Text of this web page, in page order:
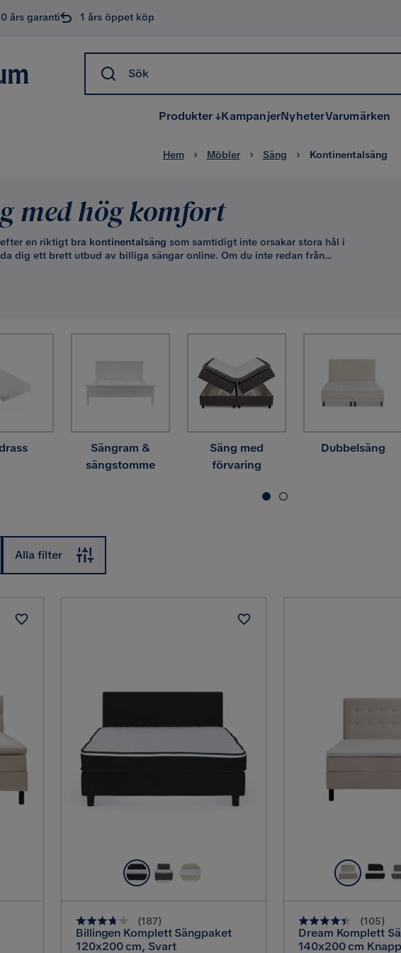
års garanti 1 års öppet köp
Sök
Produkter KampanjerNyheterVarumärken
Hem Möbler Säng Kontinentalsäng
med hög komfort
en riktigt bra kontinentalsäng som samtidigt inte orsakar stora hål i
dig ett brett utbud av billiga sängar online. Om du inte redan från
du vill ha, kan vi varmt rekommendera att ni tar en titt i
Sängram &
sängstomme
Säng med
förvaring
Dubbelsäng
Alla filter
(187)
Billingen Komplett Sängpaket
120x200 cm, Svart
(105)
Dream Komplett
140x200 cm